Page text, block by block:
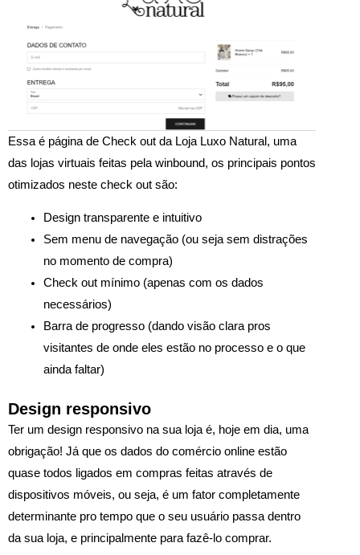
Essa é página de Check out da Loja Luxo Natural, uma
das lojas virtuais feitas pela winbound, os principais pontos
otimizados neste check out são:
Design transparente e intuitivo
Sem menu de navegação (ou seja sem distrações
no momento de compra)
Check out mínimo (apenas com os dados
necessários)
Barra de progresso (dando visão clara pros
visitantes de onde eles estão no processo e o que
ainda faltar)
Design responsivo
Ter um design responsivo na sua loja é, hoje em dia, uma
obrigação! Já que os dados do comércio online estão
quase todos ligados em compras feitas através de
dispositivos móveis, ou seja, é um fator completamente
determinante pro tempo que o seu usuário passa dentro
da sua loja, e principalmente para fazê-lo comprar.